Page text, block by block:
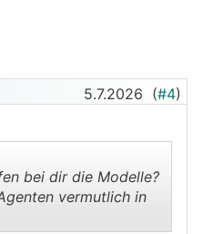
5.7.2026 (#4)
bei dir die Modelle?
vermutlich in